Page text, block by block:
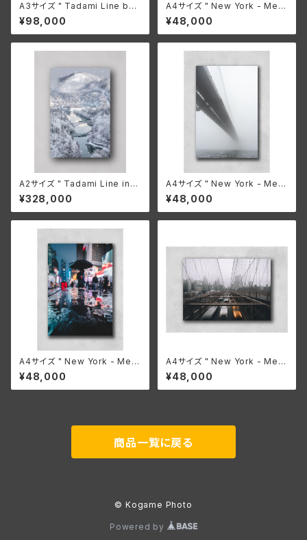
A3サイズ " Tadami Line bef
ore dawn "
¥98,000
A4サイズ " New York - Mem
ories of someday 008 "
¥48,000
A2サイズ " Tadami Line in
Winter "
¥328,000
A4サイズ " New York - Mem
ories of someday 005 "
¥48,000
A4サイズ " New York - Mem
ories of someday 006 "
¥48,000
A4サイズ " New York - Mem
ories of someday 001 "
¥48,000
商品一覧に戻る
© Kogame Photo
Powered by